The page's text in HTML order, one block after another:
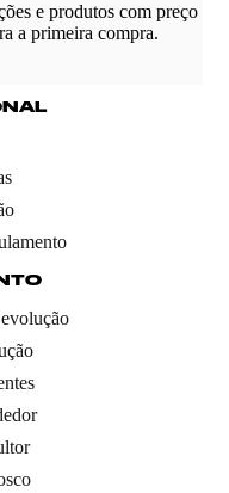
e produtos com preço
a primeira compra.